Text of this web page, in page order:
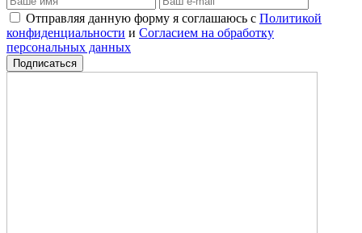
Отправляя данную форму я соглашаюсь с Политикой
конфиденциальности и Согласием на обработку
персональных данных
Подписаться